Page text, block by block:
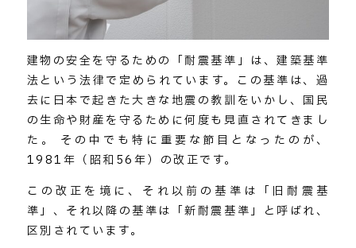
建物の安全を守るための「耐震基準」は、建築基準
法という法律で定められています。この基準は、過
去に日本で起きた大きな地震の教訓をいかし、国民
の生命や財産を守るために何度も見直されてきまし
た。 その中でも特に重要な節目となったのが、
1981年（昭和56年）の改正です。
この改正を境に、それ以前の基準は「旧耐震基
準」、それ以降の基準は「新耐震基準」と呼ばれ、
区別されています。